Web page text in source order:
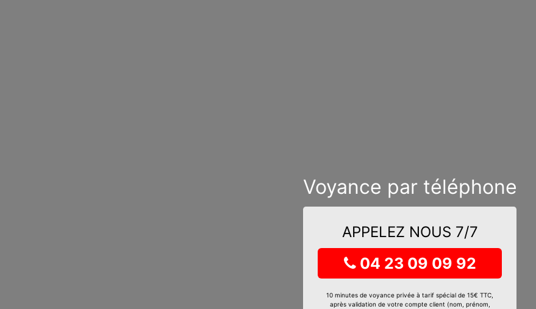
Voyance par téléphone
APPELEZ NOUS 7/7
04 23 09 09 92
10 minutes de voyance privée à tarif spécial de 15€ TTC,
après validation de votre compte client (nom, prénom,